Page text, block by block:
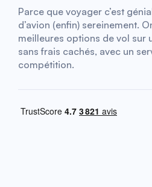
Parce que voyager c’est
d’avion (enfin) sereinement.
meilleures options de vol sur
sans frais cachés, avec un
compétition.